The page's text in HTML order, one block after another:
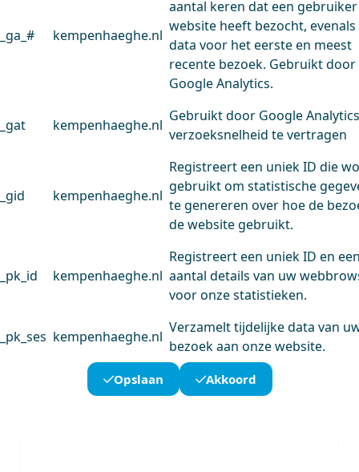
_ga_# kempenhaeghe.nl
aantal keren dat een
website heeft bezocht, evenals
data voor het eerste en meest
recente bezoek. Gebruikt door
Google Analytics.
_gat kempenhaeghe.nl
Gebruikt door Google
verzoeksnelheid te vertragen
_gid kempenhaeghe.nl
Registreert een uniek ID die
gebruikt om statistische
te genereren over hoe de
de website gebruikt.
_pk_id kempenhaeghe.nl
Registreert een uniek ID en
aantal details van uw
voor onze statistieken.
_pk_ses kempenhaeghe.nl
Verzamelt tijdelijke data van
bezoek aan onze website.
Opslaan Akkoord